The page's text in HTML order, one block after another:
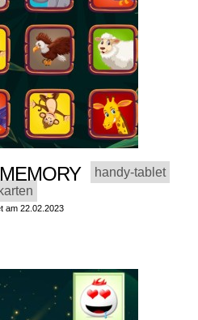
handy-tablet
karten
am 22.02.2023